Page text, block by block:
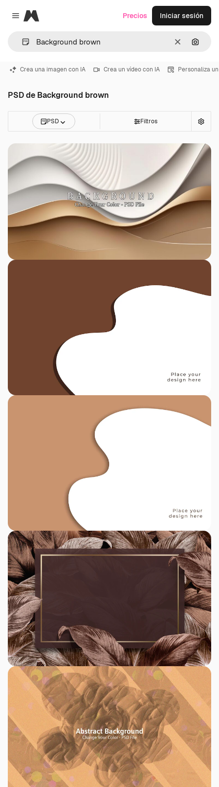
Close menu
Magnific
Borrar
Precios Iniciar sesión
Crea una imagen con IA Crea un vídeo con IA Personaliza
PSD de Background brown
PSD Filtros